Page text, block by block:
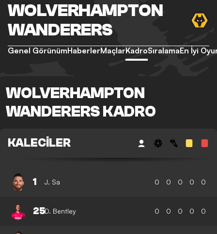
WOLVERHAMPTON
WANDERERS
Genel GörünümHaberlerMaçlarKadroSıralamaEn İyi
WOLVERHAMPTON
WANDERERS KADRO
KALECILER
1 J. Sa 0 0 0 0 0
25D. Bentley 0 0 0 0 0